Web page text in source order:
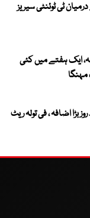
کے درمیان ٹی ٹوئنٹی سیریز
ایک ہفتے میں کئی
اضافہ ، فی تولہ ریٹ